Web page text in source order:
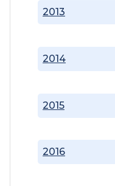
2013
2014
2015
2016